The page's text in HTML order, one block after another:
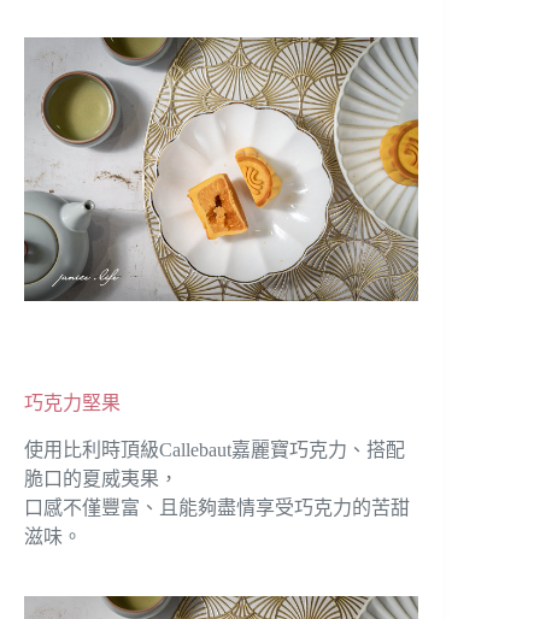
巧克力堅果
使用比利時頂級Callebaut嘉麗寶巧克力、搭配
脆口的夏威夷果，
口感不僅豐富、且能夠盡情享受巧克力的苦甜
滋味。